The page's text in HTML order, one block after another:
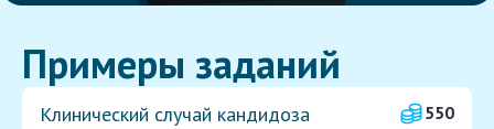
Примеры заданий
Клинический случай кандидоза
550